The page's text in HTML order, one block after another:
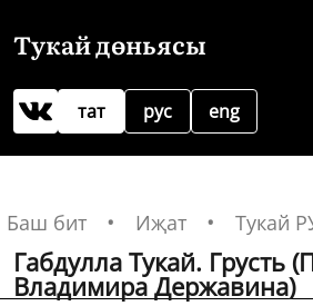
Тукай дөньясы
рус
тат eng
Баш бит Иҗат Тукай
Габдулла Тукай. Грусть
Владимира Державина)